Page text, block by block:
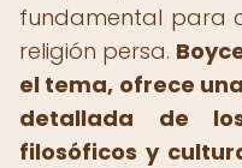
fundamental para
religión persa.
el tema, ofrece
detallada de
filosóficos y